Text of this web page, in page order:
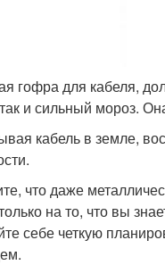
гофра для кабеля,
и сильный мороз.
кабель в земле,
что даже
на то, что вы
себе четкую